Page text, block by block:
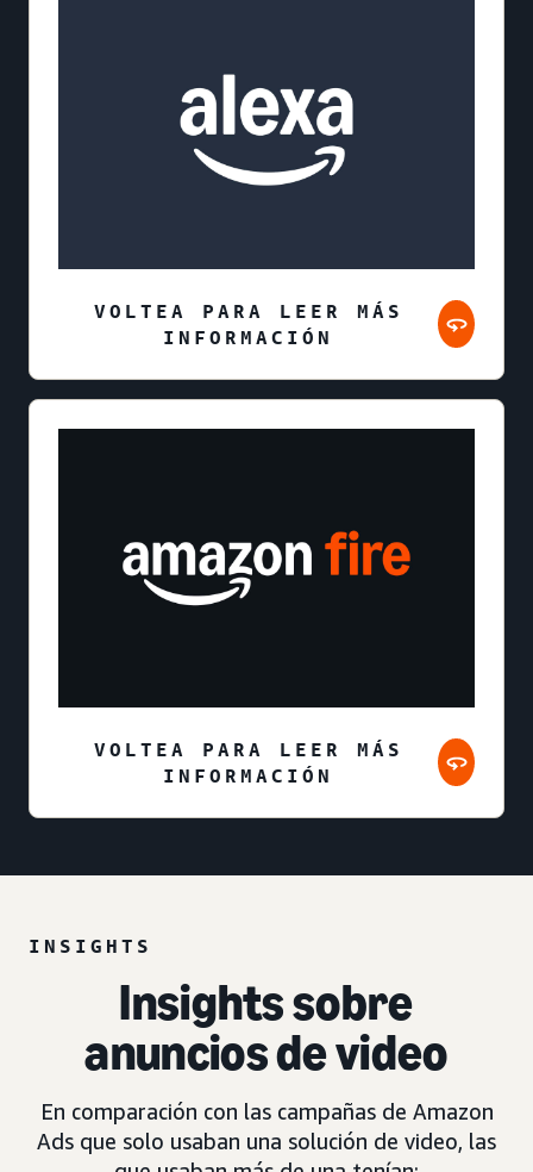
VOLTEA PARA LEER MÁS
INFORMACIÓN
VOLTEA PARA LEER MÁS
INFORMACIÓN
INSIGHTS
Insights sobre
anuncios de video
En comparación con las campañas de Amazon
Ads que solo usaban una solución de video, las